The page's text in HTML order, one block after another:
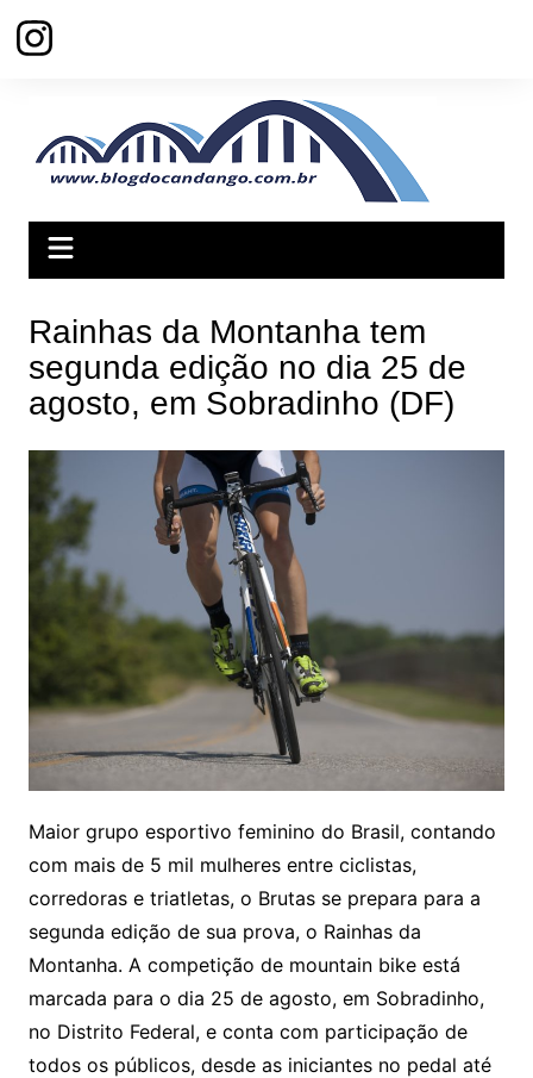
para
Rainhas da Montanha tem
segunda edição no dia 25 de
agosto, em Sobradinho (DF)
Maior grupo esportivo feminino do Brasil, contando
com mais de 5 mil mulheres entre ciclistas,
corredoras e triatletas, o Brutas se prepara para a
segunda edição de sua prova, o Rainhas da
Montanha. A competição de mountain bike está
marcada para o dia 25 de agosto, em Sobradinho,
no Distrito Federal, e conta com participação de
todos os públicos, desde as iniciantes no pedal até